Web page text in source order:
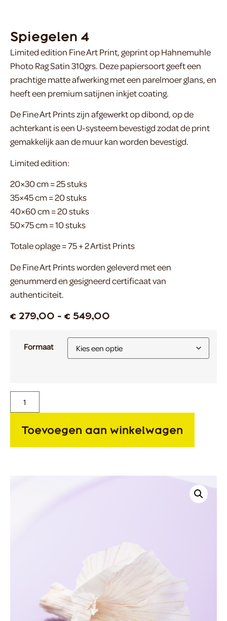
Spiegelen 4
Limited edition Fine Art Print, geprint op Hahnemuhle
Photo Rag Satin 310grs. Deze papiersoort geeft een
prachtige matte afwerking met een parelmoer glans, en
heeft een premium satijnen inkjet coating.
De Fine Art Prints zijn afgewerkt op dibond, op de
achterkant is een U-systeem bevestigd zodat de print
gemakkelijk aan de muur kan worden bevestigd.
Limited edition:
20×30 cm = 25 stuks
35×45 cm = 20 stuks
40×60 cm = 20 stuks
50×75 cm = 10 stuks
Totale oplage = 75 + 2 Artist Prints
De Fine Art Prints worden geleverd met een
genummerd en gesigneerd certificaat van
authenticiteit.
€ 279,00 - € 549,00
Formaat
Toevoegen aan winkelwagen